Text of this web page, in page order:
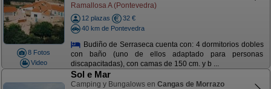
8 Fotos
Video
Ramallosa A (Pontevedra)
12 plazas
32 €
40 km de Pontevedra
Budiño de Serraseca cuenta con: 4 dormitorios dobles
con baño (uno de ellos adaptado para personas
discapacitadas), con camas de 150 cm. y b ...
Sol e Mar
Camping y Bungalows en Cangas de Morrazo